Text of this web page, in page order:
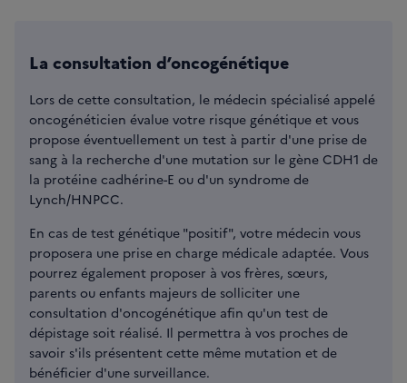
La consultation d’oncogénétique
Lors de cette consultation, le médecin spécialisé appelé
oncogénéticien évalue votre risque génétique et vous
propose éventuellement un test à partir d'une prise de
sang à la recherche d'une mutation sur le gène CDH1 de
la protéine cadhérine-E ou d'un syndrome de
Lynch/HNPCC.
En cas de test génétique "positif", votre médecin vous
proposera une prise en charge médicale adaptée. Vous
pourrez également proposer à vos frères, sœurs,
parents ou enfants majeurs de solliciter une
consultation d'oncogénétique afin qu'un test de
dépistage soit réalisé. Il permettra à vos proches de
savoir s'ils présentent cette même mutation et de
bénéficier d'une surveillance.